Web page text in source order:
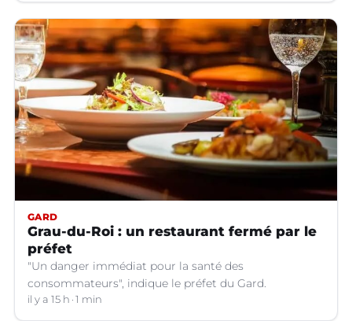
GARD
Grau-du-Roi : un restaurant fermé par le
préfet
"Un danger immédiat pour la santé des
consommateurs", indique le préfet du Gard.
il y a 15 h 1 min